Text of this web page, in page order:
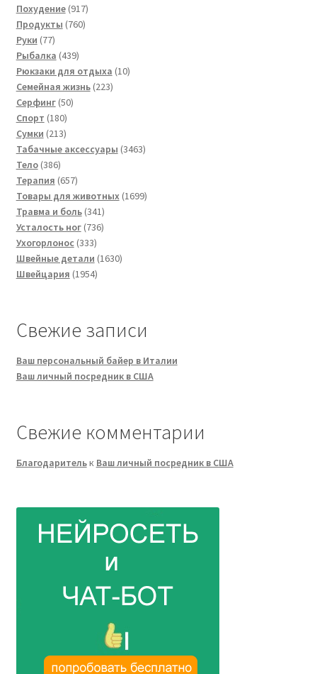
товара
Похудение 917917
товаров
Продукты 760760
Руки 7777
товаров
Рыбалка 439439
товаров
Рюкзаки для отдыха 1010
Семейная жизнь 223223
Серфинг 5050
Спорт 180180
товаров
Сумки 213213
товаров
Табачные аксессуары 34633463
Тело 386386
товаров
Терапия 657657
товаров
Товары для животных 16991699
Травма и боль 341341
товар
Усталость ног 736736
Ухогорлонос 333333
товара
Швейные детали 16301630
Швейцария 19541954
Свежие записи
Ваш персональный байер в Италии
Ваш личный посредник в США
Свежие комментарии
Благодарительк Ваш личный посредник в США